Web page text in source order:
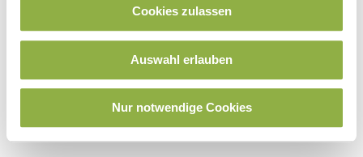
Cookies zulassen
Auswahl erlauben
Nur notwendige Cookies
Steuerberatung sein.
Angefangen bei der Steuererklärung für
Arbeitnehmer bis hin zur komplexen
Einkommensteuererklärung mit individuellem
Beratungsbedarf. Wir sind für Sie da.